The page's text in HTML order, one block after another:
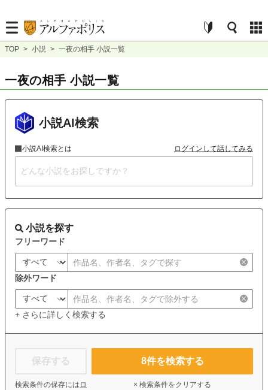
TOP > 小説 > 一夜の相手 小説一覧
一夜の相手 小説一覧
小説AI検索
小説AI検索とは ログインして話してみる
小説を探す
フリーワード
除外ワード
+ さらに詳しく検索する
保存する
検索条件の保存には ロ
8件を検索する
× 検索条件をクリアする